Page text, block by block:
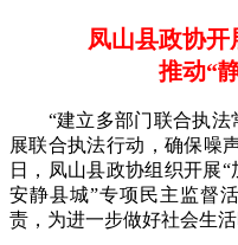
凤山县政协
推动“
“建立多部门联合执法
展联合执法行动，确保噪
日，凤山县政协组织开展
安静县城”专项民主监督
责，为进一步做好社会生